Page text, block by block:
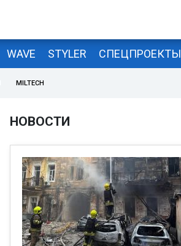
WAVE STYLER СПЕЦПРОЕКТЫ
MILTECH
НОВОСТИ